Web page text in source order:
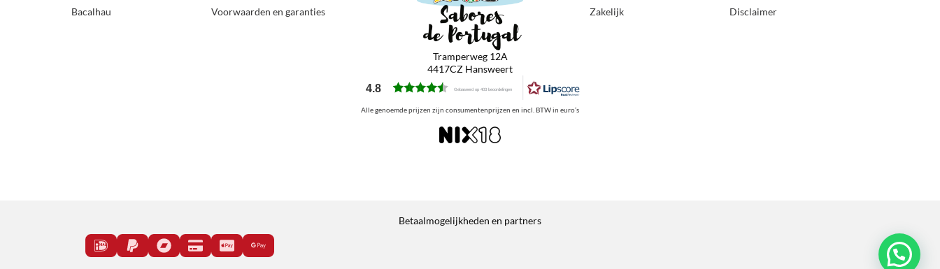
Bacalhau
Voorwaarden en garanties
Tramperweg 12A
4417CZ Hansweert
4.8 Gebaseerd op 403 beoordelingen
Alle genoemde prijzen zijn consumentenprijzen en incl. BTW in euro’s
Zakelijk
Disclaimer
Betaalmogelijkheden en partners